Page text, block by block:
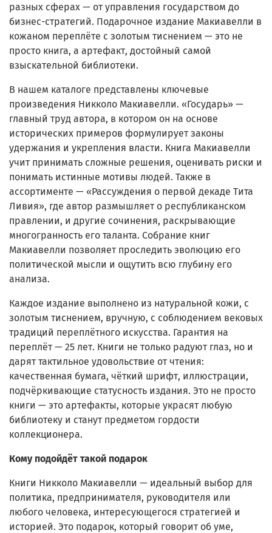
разных сферах — от управления государством до
бизнес-стратегий. Подарочное издание Макиавелли в
кожаном переплёте с золотым тиснением — это не
просто книга, а артефакт, достойный самой
взыскательной библиотеки.
В нашем каталоге представлены ключевые
произведения Никколо Макиавелли. «Государь» —
главный труд автора, в котором он на основе
исторических примеров формулирует законы
удержания и укрепления власти. Книга Макиавелли
учит принимать сложные решения, оценивать риски и
понимать истинные мотивы людей. Также в
ассортименте — «Рассуждения о первой декаде Тита
Ливия», где автор размышляет о республиканском
правлении, и другие сочинения, раскрывающие
многогранность его таланта. Собрание книг
Макиавелли позволяет проследить эволюцию его
политической мысли и ощутить всю глубину его
анализа.
Каждое издание выполнено из натуральной кожи, с
золотым тиснением, вручную, с соблюдением вековых
традиций переплётного искусства. Гарантия на
переплёт — 25 лет. Книги не только радуют глаз, но и
дарят тактильное удовольствие от чтения:
качественная бумага, чёткий шрифт, иллюстрации,
подчёркивающие статусность издания. Это не просто
книги — это артефакты, которые украсят любую
библиотеку и станут предметом гордости
коллекционера.
Кому подойдёт такой подарок
Книги Никколо Макиавелли — идеальный выбор для
политика, предпринимателя, руководителя или
любого человека, интересующегося стратегией и
историей. Это подарок, который говорит об уме,